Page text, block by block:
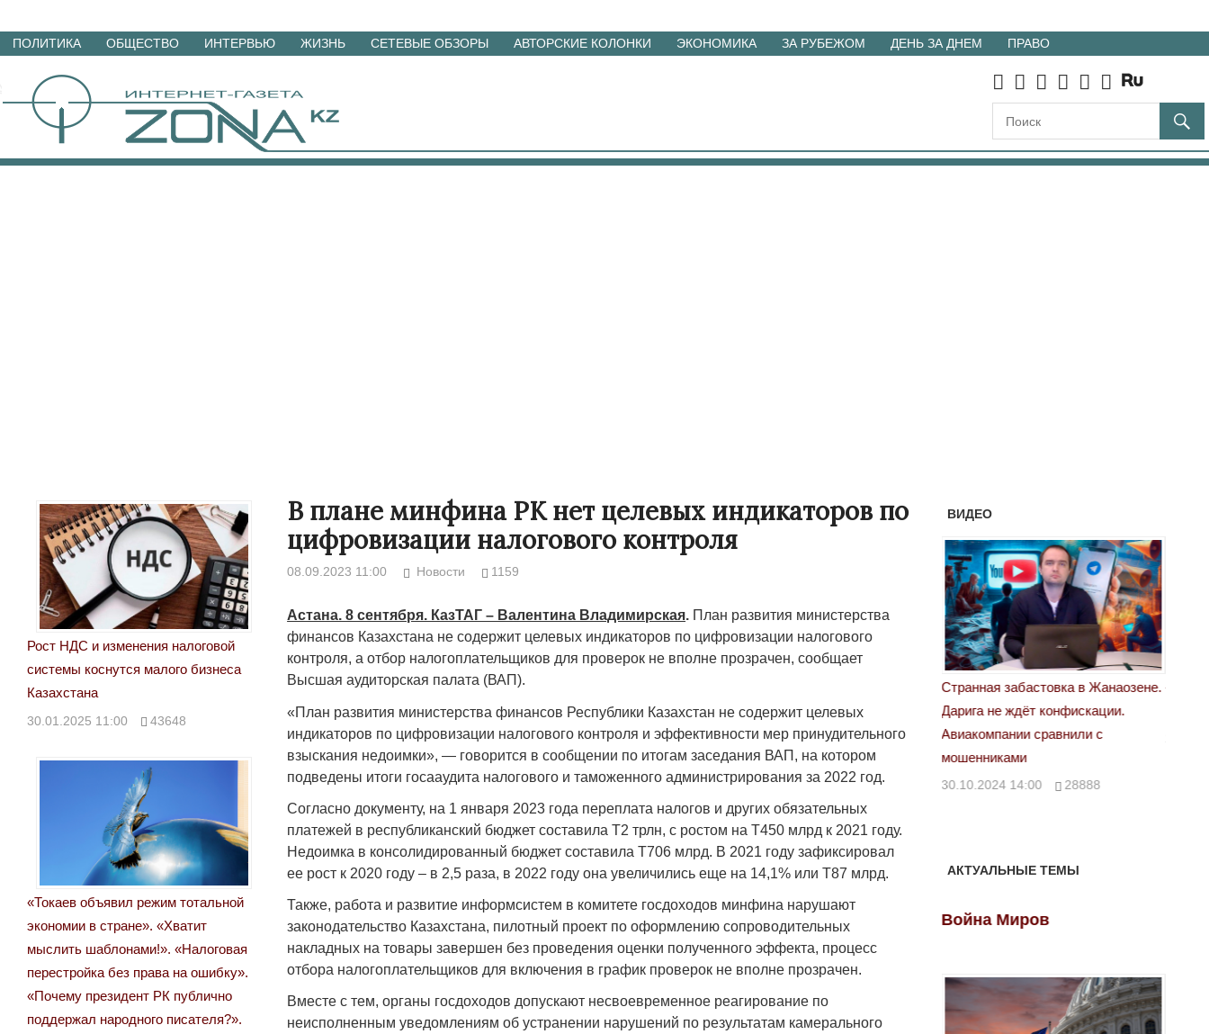
Перейти
материалам
ПОЛИТИКА ОБЩЕСТВО ИНТЕРВЬЮ ЖИЗНЬ СЕТЕВЫЕ ОБЗОРЫ АВТОРСКИЕ КОЛОНКИ ЭКОНОМИКА ЗА РУБЕЖОМ ДЕНЬ ЗА ДНЕМ ПРАВО
В плане минфина РК нет целевых индикаторов по
цифровизации налогового контроля
08.09.2023 11:00 Новости 1159
Астана. 8 сентября. КазТАГ – Валентина Владимирская. План развития министерства
финансов Казахстана не содержит целевых индикаторов по цифровизации налогового
контроля, а отбор налогоплательщиков для проверок не вполне прозрачен, сообщает
Высшая аудиторская палата (ВАП).
«План развития министерства финансов Республики Казахстан не содержит целевых
индикаторов по цифровизации налогового контроля и эффективности мер принудительного
взыскания недоимки», — говорится в сообщении по итогам заседания ВАП, на котором
подведены итоги госааудита налогового и таможенного администрирования за 2022 год.
Согласно документу, на 1 января 2023 года переплата налогов и других обязательных
платежей в республиканский бюджет составила Т2 трлн, с ростом на Т450 млрд к 2021 году.
Недоимка в консолидированный бюджет составила Т706 млрд. В 2021 году зафиксировал
ее рост к 2020 году – в 2,5 раза, в 2022 году она увеличились еще на 14,1% или Т87 млрд.
Также, работа и развитие информсистем в комитете госдоходов минфина нарушают
законодательство Казахстана, пилотный проект по оформлению сопроводительных
накладных на товары завершен без проведения оценки полученного эффекта, процесс
отбора налогоплательщиков для включения в график проверок не вполне прозрачен.
Вместе с тем, органы госдоходов допускают несвоевременное реагирование по
неисполненным уведомлениям об устранении нарушений по результатам камерального
Рост НДС и изменения налоговой
системы коснутся малого бизнеса
Казахстана
30.01.2025 11:00 43648
«Токаев объявил режим тотальной
экономии в стране». «Хватит
мыслить шаблонами!». «Налоговая
перестройка без права на ошибку».
«Почему президент РК публично
поддержал народного писателя?».
ВИДЕО
Народ выбрал свет
17.10.2024 17:00 29972
Дарига не ждёт конфискации.
Авиакомпании сравнили с
мошенниками
30.10.2024 14:00 28888
«Новый Казахстан не говорит всей
правды»
29.10.2024 09:00 39623
АКТУАЛЬНЫЕ ТЕМЫ
Война Миров Война Миров